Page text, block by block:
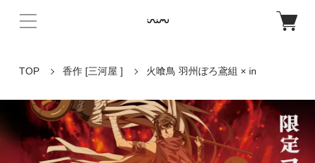
TOP 香作 [三河屋 ] 火喰鳥 羽州ぼろ鳶組 × in